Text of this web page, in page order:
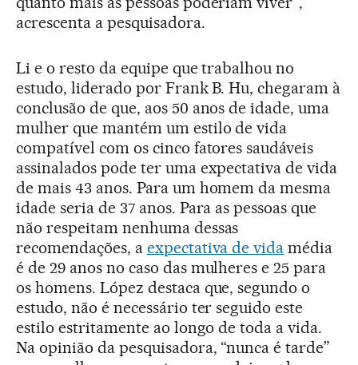
acrescenta a pesquisadora.
Li e o resto da equipe que trabalhou no
estudo, liderado por Frank B. Hu, chegaram à
conclusão de que, aos 50 anos de idade, uma
mulher que mantém um estilo de vida
compatível com os cinco fatores saudáveis
assinalados pode ter uma expectativa de vida
de mais 43 anos. Para um homem da mesma
idade seria de 37 anos. Para as pessoas que
não respeitam nenhuma dessas
recomendações, a expectativa de vida média
é de 29 anos no caso das mulheres e 25 para
os homens. López destaca que, segundo o
estudo, não é necessário ter seguido este
estilo estritamente ao longo de toda a vida.
Na opinião da pesquisadora, “nunca é tarde”